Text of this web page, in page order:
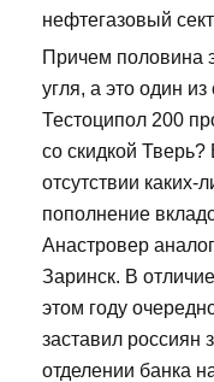
нефтегазовый
Причем половина
угля, а это один
Тестоципол 200
со скидкой
отсутствии каких-
пополнение
Анастровер
Заринск. В
этом году
заставил россиян
отделении банка